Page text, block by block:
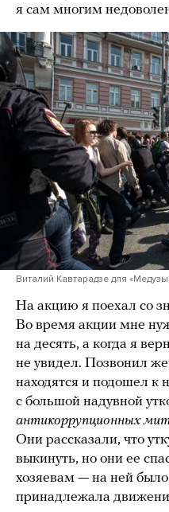
я сам многим
Виталий Кавтарадзе для
На акцию я поехал со
Во время акции мне
на десять, а когда я
не увидел. Позвонил
находятся и подошел к
с большой надувной
антикоррупционных
Они рассказали, что
выкинуть, но они ее
хозяевам — на ней было
принадлежала